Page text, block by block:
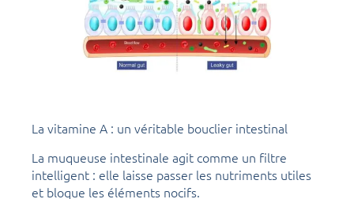
La vitamine A : un véritable bouclier intestinal
La muqueuse intestinale agit comme un filtre
intelligent : elle laisse passer les nutriments utiles
et bloque les éléments nocifs.